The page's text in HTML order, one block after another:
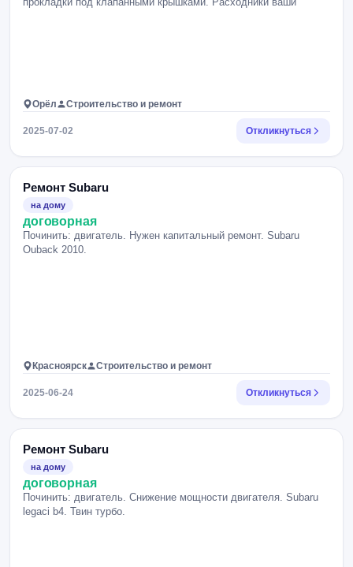
Орёл Строительство и ремонт
2025-07-02 Откликнуться
Ремонт Subaru
на дому
договорная
Починить: двигатель. Нужен капитальный ремонт. Subaru
Ouback 2010.
Красноярск Строительство и ремонт
2025-06-24 Откликнуться
Ремонт Subaru
на дому
договорная
Починить: двигатель. Снижение мощности двигателя. Subaru
legaci b4. Твин турбо.